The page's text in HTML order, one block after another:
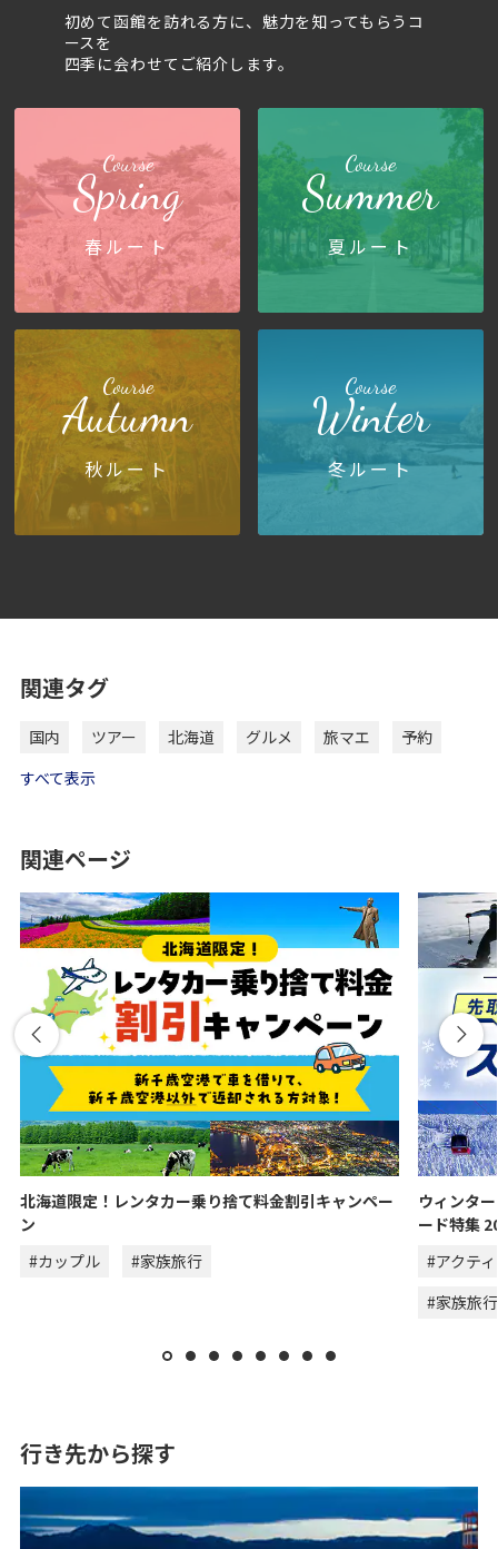
初めて函館を訪れる方に、魅力を知ってもらうコ
ースを
四季に会わせてご紹介します。
Course
Spring
春ルート
Course
Summer
夏ルート
Course
Autumn
秋ルート
Course
Winter
冬ルート
関連タグ
国内 ツアー 北海道 グルメ 旅マエ
予約
すべて表示
関連ページ
北海道限定！レンタカー乗り捨て料金割引キャンペー
ン
#カップル
#家族旅行
ウィンタ
ード特集
#アクテ
#家族旅行
行き先から探す